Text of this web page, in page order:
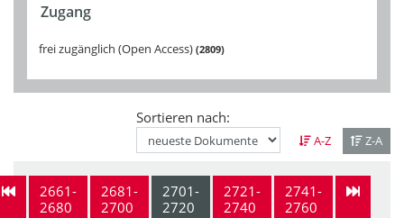
Zugang
frei zugänglich (Open Access) 2809
Sortieren nach:
A-Z Z-A
2661-
2680
2681-
2700
2701-
2720
2721-
2740
2741-
2760